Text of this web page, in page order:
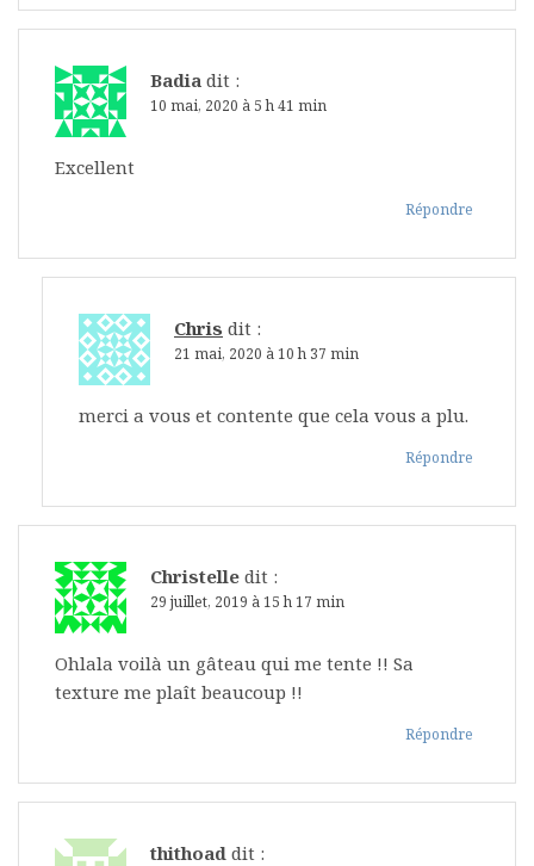
Badia dit :
10 mai, 2020 à 5 h 41 min
Excellent
Répondre
Chris dit :
21 mai, 2020 à 10 h 37 min
merci a vous et contente que cela vous a plu.
Répondre
Christelle dit :
29 juillet, 2019 à 15 h 17 min
Ohlala voilà un gâteau qui me tente !! Sa
texture me plaît beaucoup !!
Répondre
thithoad dit :